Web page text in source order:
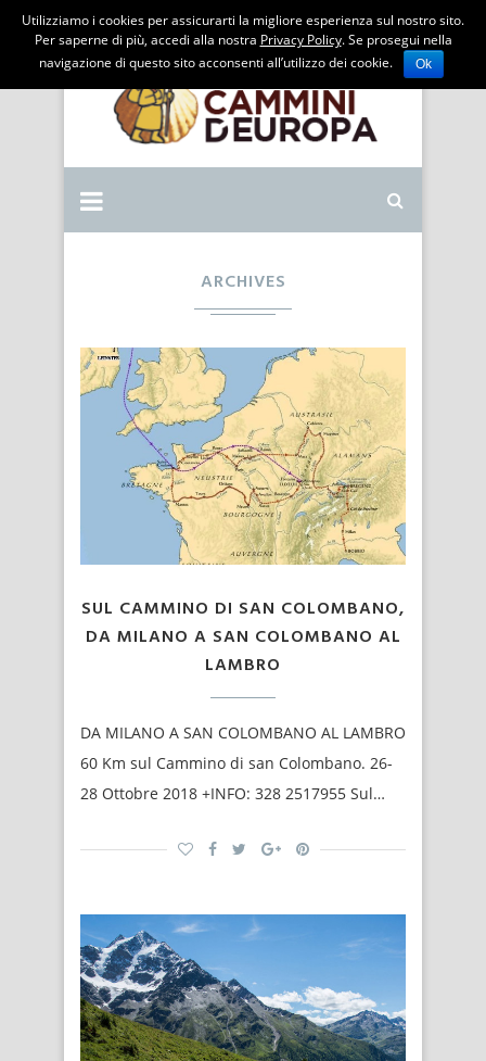
ARCHIVES
SUL CAMMINO DI SAN COLOMBANO,
DA MILANO A SAN COLOMBANO AL
LAMBRO
DA MILANO A SAN COLOMBANO AL LAMBRO
60 Km sul Cammino di san Colombano. 26-
28 Ottobre 2018 +INFO: 328 2517955 Sul…
Utilizziamo i cookies per assicurarti la migliore esperienza sul nostro sito.
Per saperne di più, accedi alla nostra Privacy Policy. Se prosegui nella
navigazione di questo sito acconsenti all’utilizzo dei cookie.
Ok